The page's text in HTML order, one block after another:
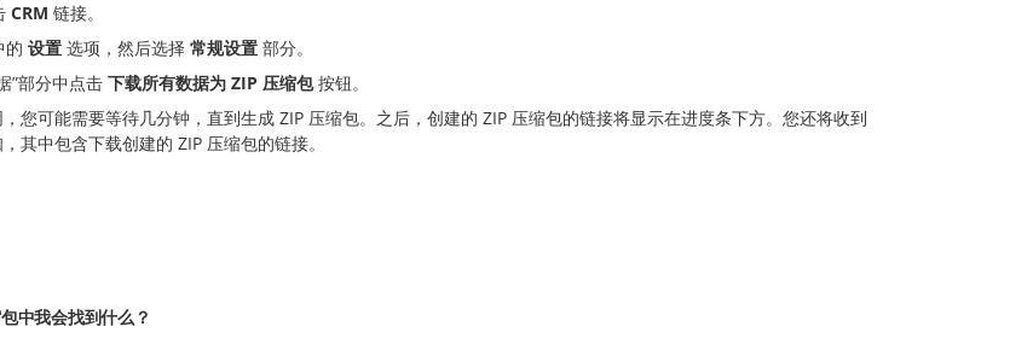
CRM 链接。
的 设置 选项，然后选择 常规设置 部分。
”部分中点击 下载所有数据为 ZIP 压缩包按钮。
您可能需要等待几分钟，直到生成 ZIP 压缩包。之后，创建的 ZIP 压缩包的链接将显示在进度条下方。您还将收到
其中包含下载创建的 ZIP 压缩包的链接。
中我会找到什么？